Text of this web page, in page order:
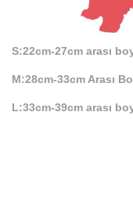
S:22cm-27cm arası
M:28cm-33cm Arası
L:33cm-39cm arası